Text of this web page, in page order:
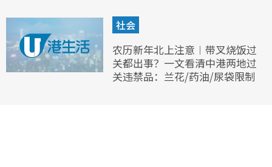
社会
农历新年北上注意︱带叉烧饭过
关都出事？一文看清中港两地过
关违禁品：兰花/药油/尿袋限制